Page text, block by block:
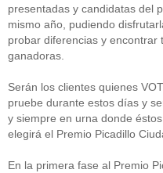
presentadas y candidatas del
mismo año, pudiendo
probar diferencias y encontrar
ganadoras.
Serán los clientes quienes
pruebe durante estos días y
y siempre en urna donde
elegirá el Premio Picadillo
En la primera fase al Premio